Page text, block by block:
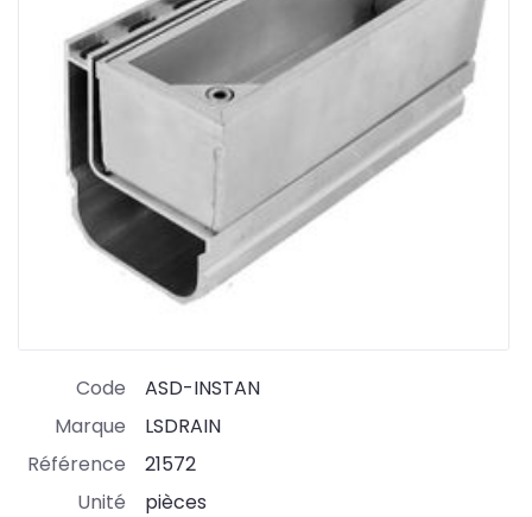
Code
ASD-INSTAN
Marque
LSDRAIN
Référence
21572
Unité
pièces